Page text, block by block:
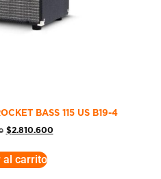
BASS 115 US B19-4
$2.810.600
al carrito